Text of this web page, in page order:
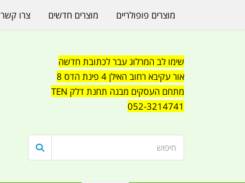
שימו לב המרלוג עבר לכתובת חדשה
אור עקיבא רחוב האילן 4 פינת הדס 8
מתחם העסקים מבנה תחנת דלק TEN
052-3214741
מוצרים פופולריים מוצרים חדשים צרו קשר